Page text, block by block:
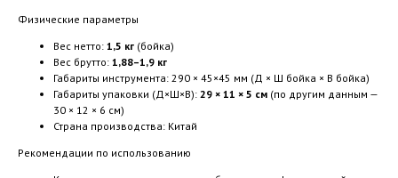
Физические параметры
Вес нетто: 1,5 кг (бойка)
Вес брутто: 1,88–1,9 кг
Габариты инструмента: 290 × 45×45 мм (Д × Ш бойка × В бойка)
Габариты упаковки (Д×Ш×В): 29 × 11 × 5 см (по другим данным —
30 × 12 × 6 см)
Страна производства: Китай
Рекомендации по использованию